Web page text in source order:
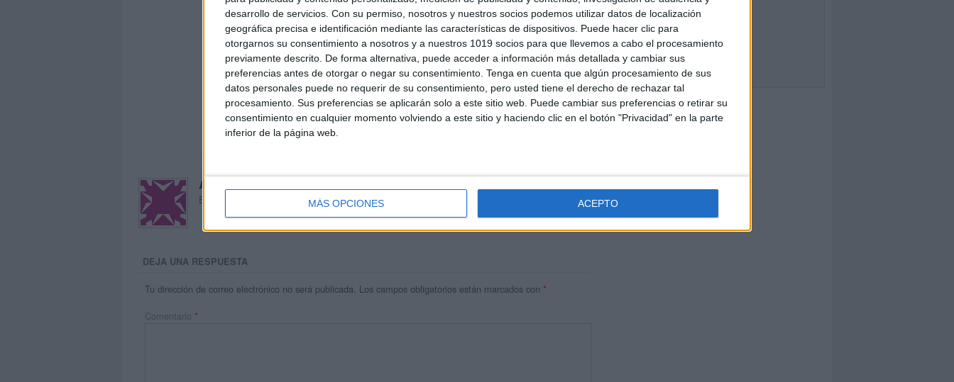
desarrollo de servicios. Con su permiso, nosotros y nuestros socios podemos utilizar datos de localización
geográfica precisa e identificación mediante las características de dispositivos. Puede hacer clic para
otorgarnos su consentimiento a nosotros y a nuestros 1019 socios para que llevemos a cabo el procesamiento
previamente descrito. De forma alternativa, puede acceder a información más detallada y cambiar sus
preferencias antes de otorgar o negar su consentimiento. Tenga en cuenta que algún procesamiento de sus
datos personales puede no requerir de su consentimiento, pero usted tiene el derecho de rechazar tal
procesamiento. Sus preferencias se aplicarán solo a este sitio web. Puede cambiar sus preferencias o retirar su
consentimiento en cualquier momento volviendo a este sitio y haciendo clic en el botón "Privacidad" en la parte
inferior de la página web.
MÁS OPCIONES ACEPTO
Acerca de María Olivares
El autor no ha proporcionado ninguna información.
DEJA UNA RESPUESTA
Tu dirección de correo electrónico no será publicada. Los campos obligatorios están marcados con *
Comentario *